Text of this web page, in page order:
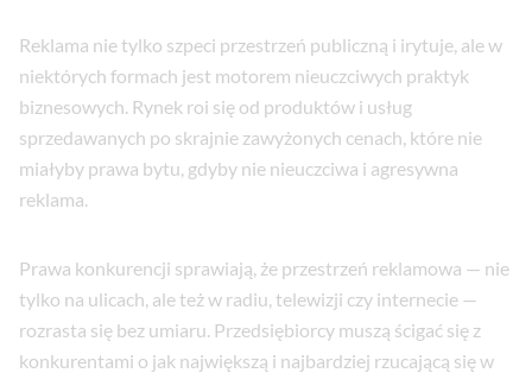
Reklama nie tylko szpeci przestrzeń publiczną i irytuje, ale w
niektórych formach jest motorem nieuczciwych praktyk
biznesowych. Rynek roi się od produktów i usług
sprzedawanych po skrajnie zawyżonych cenach, które nie
miałyby prawa bytu, gdyby nie nieuczciwa i agresywna
reklama.
Prawa konkurencji sprawiają, że przestrzeń reklamowa — nie
tylko na ulicach, ale też w radiu, telewizji czy internecie —
rozrasta się bez umiaru. Przedsiębiorcy muszą ścigać się z
konkurentami o jak największą i najbardziej rzucającą się w